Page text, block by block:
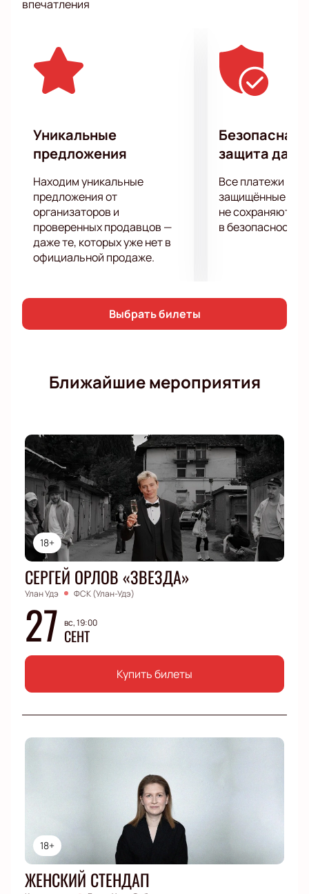
упустите возможность получить свою порцию
впечатления
Уникальные
предложения
Находим уникальные
предложения от
организаторов и
проверенных продавцов —
даже те, которых уже нет в
официальной продаже.
Безопасная
защита
Все платежи
защищённые
не сохраняются
в безопасности.
Выбрать билеты
Ближайшие мероприятия
18+
СЕРГЕЙ ОРЛОВ «ЗВЕЗДА»
Улан Удэ ФСК (Улан-Удэ)
27 вс, 19:00
СЕНТ
Купить билеты
18+
ЖЕНСКИЙ СТЕНДАП